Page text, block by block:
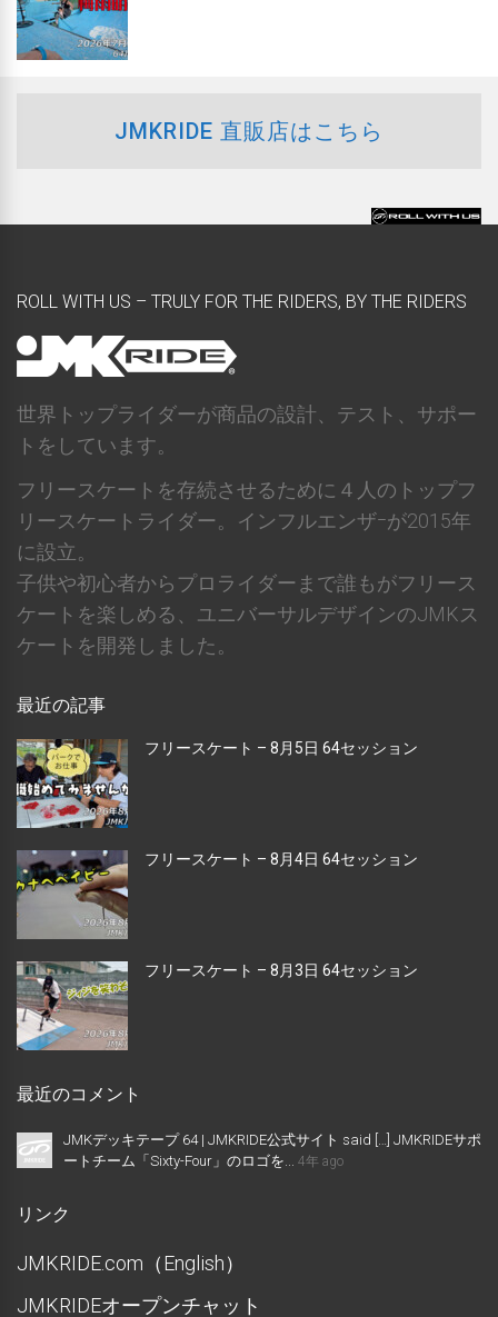
JMKRIDE 直販店はこちら
ROLL WITH US – TRULY FOR THE RIDERS, BY THE RIDERS
世界トップライダーが商品の設計、テスト、サポー
トをしています。
フリースケートを存続させるために４人のトップフ
リースケートライダー。インフルエンザｰが2015年
に設立。
子供や初心者からプロライダーまで誰もがフリース
ケートを楽しめる、ユニバーサルデザインのJMKス
ケートを開発しました。
最近の記事
フリースケート – 8月5日 64セッション
フリースケート – 8月4日 64セッション
フリースケート – 8月3日 64セッション
最近のコメント
JMKデッキテープ 64 | JMKRIDE公式サイト said […] JMKRIDEサポ
ートチーム「Sixty-Four」のロゴを...
4年 ago
リンク
JMKRIDE.com（English）
JMKRIDEオープンチャット